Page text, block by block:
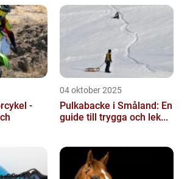
sina stenar så nära måle...
-
04 oktober 2025
Pulkabacke i Småland: En
guide till trygga och lek...